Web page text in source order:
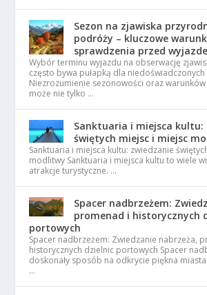
Sezon na zjawiska
podróży – kluczowe
sprawdzenia przed
Wybór terminu wyjazdu na obserwację
często bywa pułapką dla
Niezrozumienie sezonowości oraz warunków
może nie tylko …
Sanktuaria i miejsca kultu:
świętych miejsc i miejsc
Sanktuaria i miejsca kultu: zwiedzanie
modlitwy Sanktuaria i miejsca kultu to wiele
atrakcje turystyczne. …
Spacer nadbrzeżem:
promenad i historycznych
portowych
Spacer nadbrzeżem: Zwiedzanie nabrzeża,
historycznych dzielnic portowych Spacer
doskonały sposób na odkrycie piękna
…